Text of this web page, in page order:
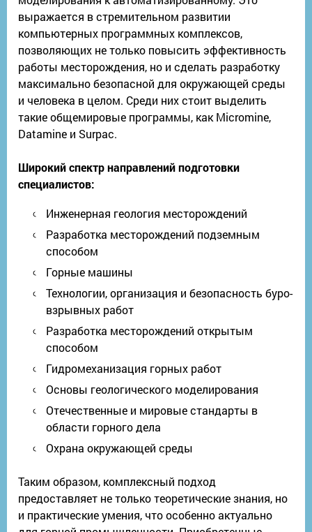
выражается в стремительном развитии
компьютерных программных комплексов,
позволяющих не только повысить эффективность
работы месторождения, но и сделать разработку
максимально безопасной для окружающей среды
и человека в целом. Среди них стоит выделить
такие общемировые программы, как Micromine,
Datamine и Surpac.
Широкий спектр направлений подготовки
специалистов:
Инженерная геология месторождений
Разработка месторождений подземным
способом
Горные машины
Технологии, организация и безопасность буро-
взрывных работ
Разработка месторождений открытым
способом
Гидромеханизация горных работ
Основы геологического моделирования
Отечественные и мировые стандарты в
области горного дела
Охрана окружающей среды
Таким образом, комплексный подход
предоставляет не только теоретические знания, но
и практические умения, что особенно актуально